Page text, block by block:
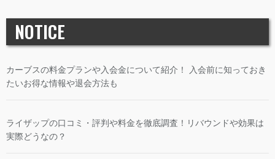
NOTICE
カーブスの料金プランや入会金について紹介！ 入会前に知っておき
たいお得な情報や退会方法も
ライザップの口コミ・評判や料金を徹底調査！リバウンドや効果は
実際どうなの？